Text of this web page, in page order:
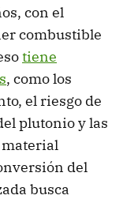
con el
combustible
tiene
, como los
el riesgo de
plutonio y las
del
busca